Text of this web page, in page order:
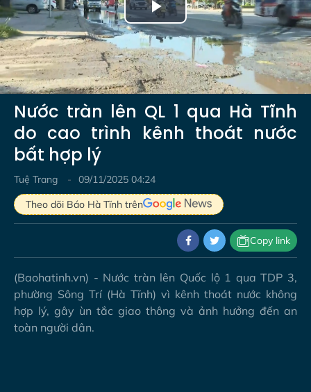
Play
Video
Nước tràn lên QL 1 qua Hà Tĩnh
do cao trình kênh thoát nước
bất hợp lý
Tuệ Trang
09/11/2025 04:24
Theo dõi Báo Hà Tĩnh trên
Copy link
(Baohatinh.vn) - Nước tràn lên Quốc lộ 1 qua TDP 3,
phường Sông Trí (Hà Tĩnh) vì kênh thoát nước không
hợp lý, gây ùn tắc giao thông và ảnh hưởng đến an
toàn người dân.